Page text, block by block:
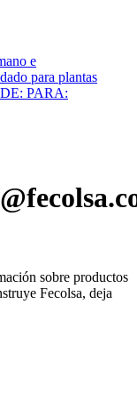
e
para plantas
DE: PARA:
sobre productos
Fecolsa, deja